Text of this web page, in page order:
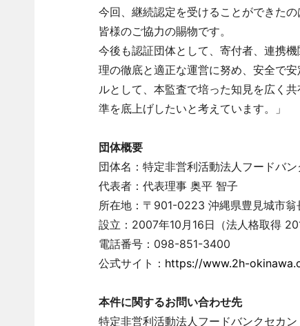
今回、継続認定を受けることができた
皆様のご協力の賜物です。
今後も認証団体として、寄付者、連携
理の徹底と適正な運営に努め、安全で
ルとして、本監査で培った知見を広く
準を底上げしたいと考えています。」
団体概要
団体名：特定非営利活動法人フードバ
代表者：代表理事 奥平 智子
所在地：〒901-0223 沖縄県豊見城市翁
設立：2007年10月16日（法人格取得
電話番号：098-851-3400
公式サイト： https://www.2h-
本件に関するお問い合わせ先
特定非営利活動法人フードバンクセカ